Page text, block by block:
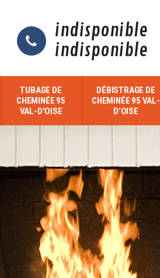
indisponible
indisponible
TUBAGE DE
CHEMINÉE 95
VAL-D'OISE
DÉBISTRAGE DE
CHEMINÉE 95 VAL-
D'OISE